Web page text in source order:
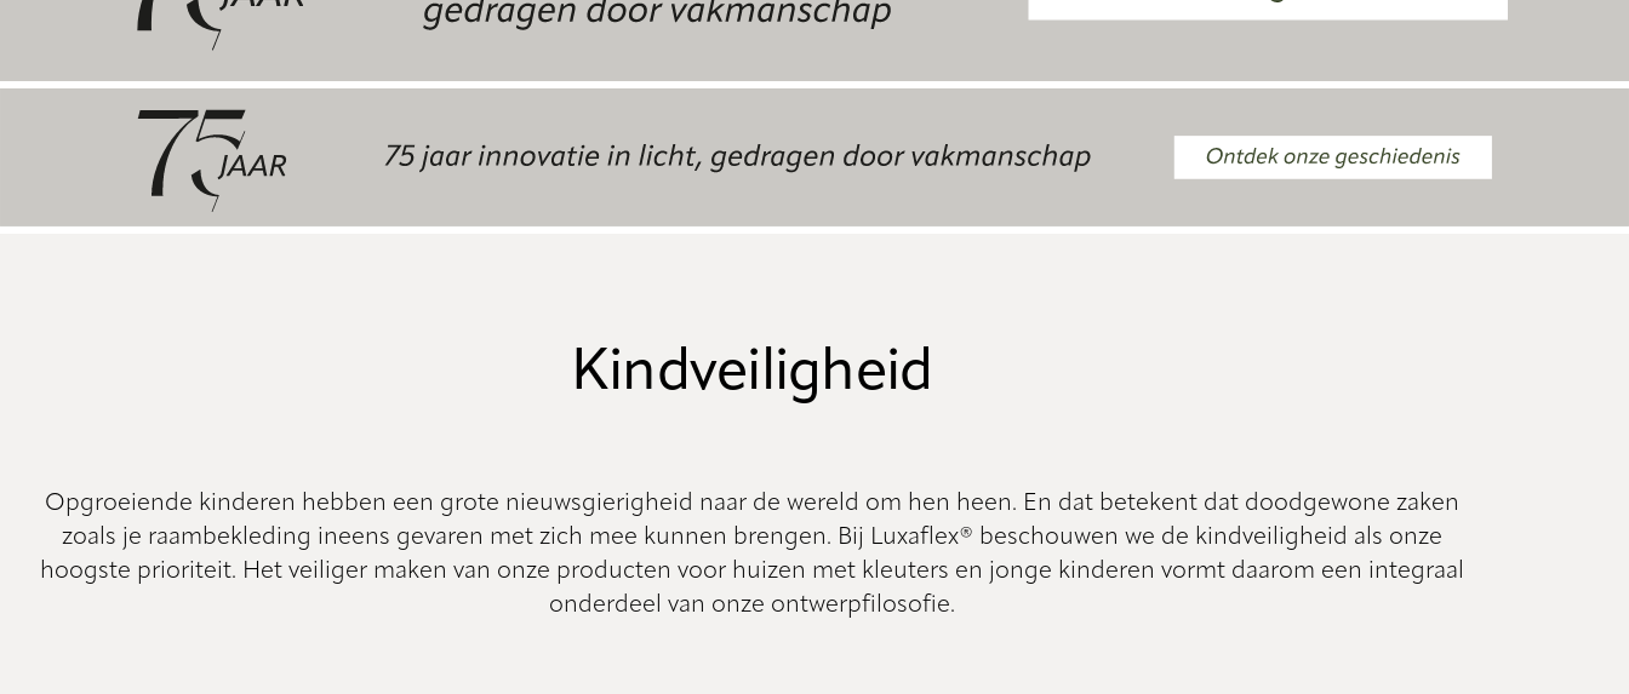
Kindveiligheid
Opgroeiende kinderen hebben een grote nieuwsgierigheid naar de wereld om hen heen. En dat betekent dat doodgewone zaken
zoals je raambekleding ineens gevaren met zich mee kunnen brengen. Bij Luxaflex® beschouwen we de kindveiligheid als onze
hoogste prioriteit. Het veiliger maken van onze producten voor huizen met kleuters en jonge kinderen vormt daarom een integraal
onderdeel van onze ontwerpfilosofie.